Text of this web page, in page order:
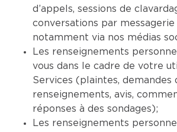
d’appels, sessions de
conversations par messagerie
notamment via nos médias
Les renseignements
vous dans le cadre de votre
Services (plaintes, demandes
renseignements, avis,
réponses à des sondages);
Les renseignements